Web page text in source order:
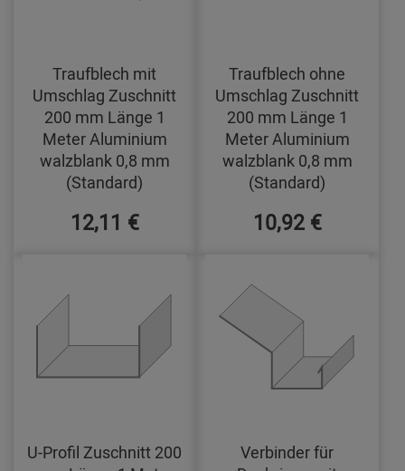
Traufblech mit
Umschlag Zuschnitt
200 mm Länge 1
Meter Aluminium
walzblank 0,8 mm
(Standard)
12,11 €
Traufblech ohne
Umschlag Zuschnitt
200 mm Länge 1
Meter Aluminium
walzblank 0,8 mm
(Standard)
10,92 €
U-Profil Zuschnitt 200
Verbinder für